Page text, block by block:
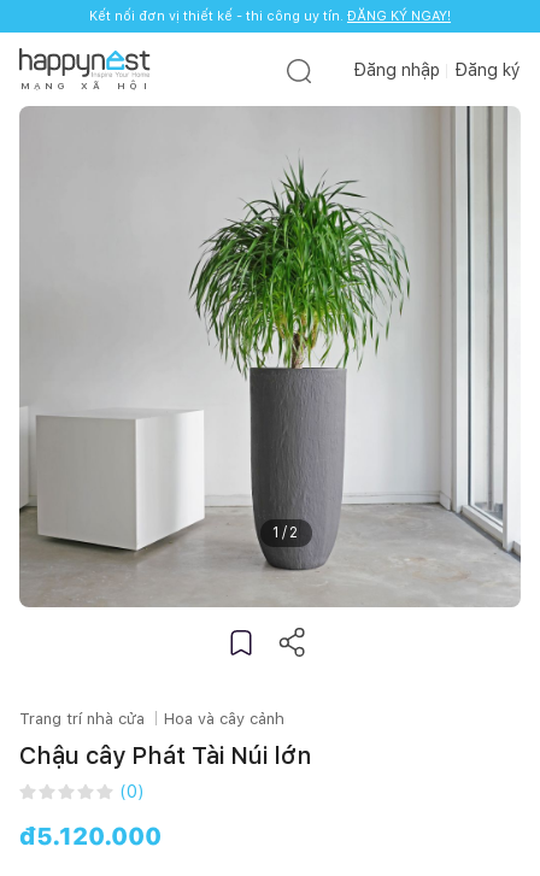
Kết nối đơn vị thiết kế - thi công uy tín. ĐĂNG KÝ NGAY!
M Ạ N G X Ã H Ộ I
Đăng nhập Đăng ký
1 / 2
Trang trí nhà cửa Hoa và cây cảnh
Chậu cây Phát Tài Núi lớn
(0)
đ5.120.000